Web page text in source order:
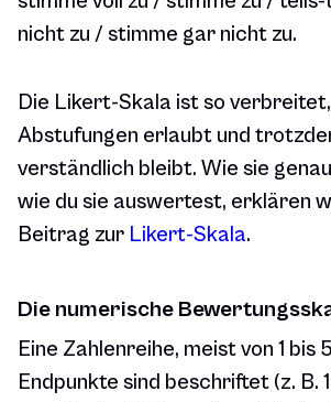
nicht zu / stimme gar nicht zu.
Die Likert-Skala ist so
Abstufungen erlaubt und
verständlich bleibt. Wie sie
wie du sie auswertest, erklären
Beitrag zur Likert-Skala.
Die numerische
Eine Zahlenreihe, meist von 1 bis
Endpunkte sind beschriftet (z. B. 1